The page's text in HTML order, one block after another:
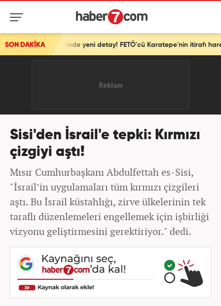
SON DAKİKAyeni detay! FETÖ'cü Karatepe'nin itirafı harekete geçirdi
Sisi'den İsrail'e tepki: Kırmızı
çizgiyi aştı!
Mısır Cumhurbaşkanı Abdulfettah es-Sisi,
"İsrail’in uygulamaları tüm kırmızı çizgileri
aştı. Bu İsrail küstahlığı, zirve ülkelerinin tek
taraflı düzenlemeleri engellemek için işbirliği
vizyonu geliştirmesini gerektiriyor." dedi.